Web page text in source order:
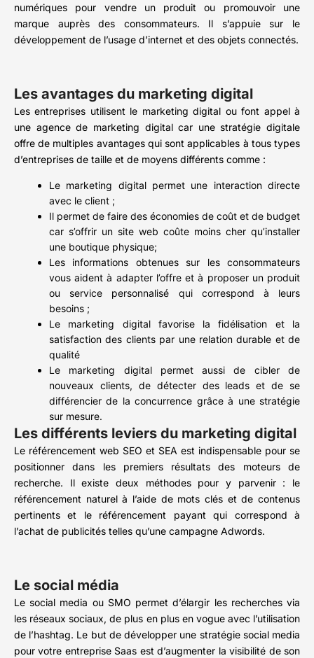
numériques pour vendre un produit ou promouvoir une
marque auprès des consommateurs. Il s’appuie sur le
développement de l’usage d’internet et des objets connectés.
Les avantages du marketing digital
Les entreprises utilisent le marketing digital ou font appel à
une agence de marketing digital car une stratégie digitale
offre de multiples avantages qui sont applicables à tous types
d’entreprises de taille et de moyens différents comme :
Le marketing digital permet une interaction directe
avec le client ;
Il permet de faire des économies de coût et de budget
car s’offrir un site web coûte moins cher qu’installer
une boutique physique;
Les informations obtenues sur les consommateurs
vous aident à adapter l’offre et à proposer un produit
ou service personnalisé qui correspond à leurs
besoins ;
Le marketing digital favorise la fidélisation et la
satisfaction des clients par une relation durable et de
qualité
Le marketing digital permet aussi de cibler de
nouveaux clients, de détecter des leads et de se
différencier de la concurrence grâce à une stratégie
sur mesure.
Les différents leviers du marketing digital
Le référencement web SEO et SEA est indispensable pour se
positionner dans les premiers résultats des moteurs de
recherche. Il existe deux méthodes pour y parvenir : le
référencement naturel à l’aide de mots clés et de contenus
pertinents et le référencement payant qui correspond à
l’achat de publicités telles qu’une campagne Adwords.
Le social média
Le social media ou SMO permet d’élargir les recherches via
les réseaux sociaux, de plus en plus en vogue avec l’utilisation
de l’hashtag. Le but de développer une stratégie social media
pour votre entreprise Saas est d’augmenter la visibilité de son